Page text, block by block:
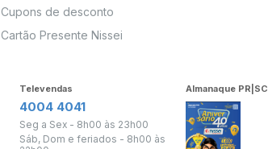
Cupons de desconto
Cartão Presente Nissei
Televendas
4004 4041
Seg a Sex - 8h00 às 23h00
Sáb, Dom e feriados - 8h00 às
Almanaque PR|SC